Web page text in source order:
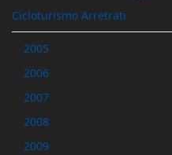
Cicloturismo Arretrati
2005
2006
2007
2008
2009